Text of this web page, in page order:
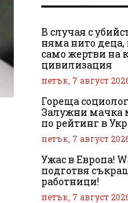
В случая с
няма нито деца,
само жертви на
цивилизация
петък, 7 август
Гореща
Залужни мачка
по рейтинг в
петък, 7 август
Ужас в Европа!
подготвя
работници!
петък, 7 август